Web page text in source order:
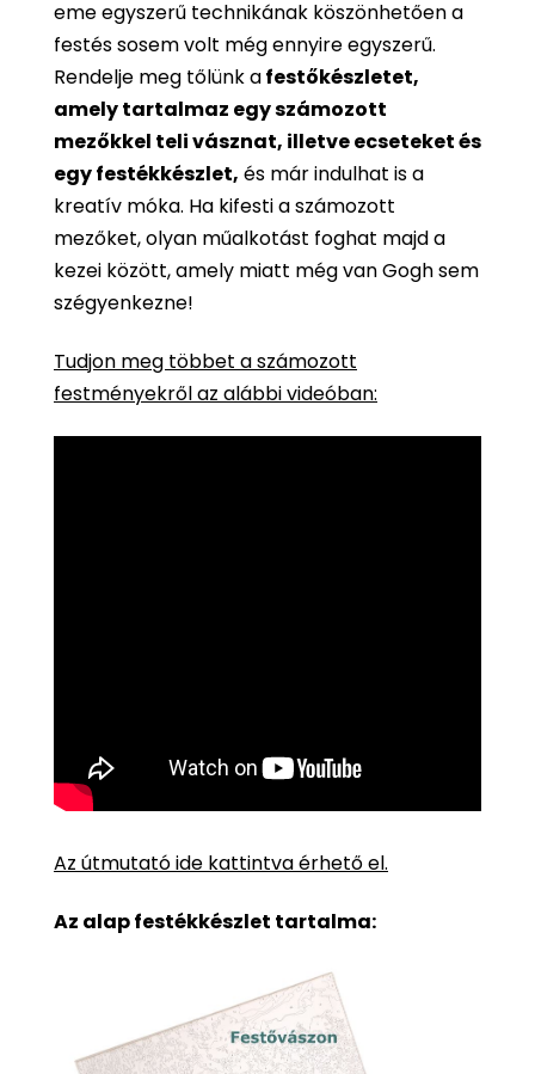
eme egyszerű technikának köszönhetően a
festés sosem volt még ennyire egyszerű.
Rendelje meg tőlünk afestőkészletet,
amely tartalmaz egy számozott
mezőkkel teli vásznat, illetve ecseteket és
egy festékkészlet, és már indulhat is a
kreatív móka. Ha kifesti a számozott
mezőket, olyan műalkotást foghat majd a
kezei között, amely miatt még van Gogh sem
szégyenkezne!
Tudjon meg többet a számozott
festményekről az alábbi videóban:
Az útmutató ide kattintva érhető el.
Az alap festékkészlet tartalma: